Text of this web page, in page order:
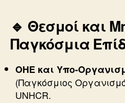
🔹 Θεσμοί και
Παγκόσμια
ΟΗΕ και Υπο-
(Παγκόσμιος
UNHCR.